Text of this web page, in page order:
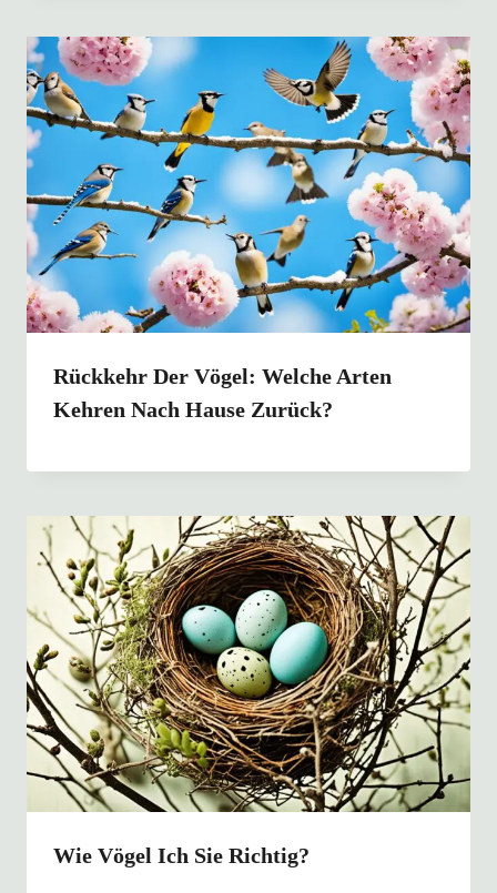
Rückkehr Der Vögel: Welche Arten
Kehren Nach Hause Zurück?
Wie Vögel Ich Sie Richtig?